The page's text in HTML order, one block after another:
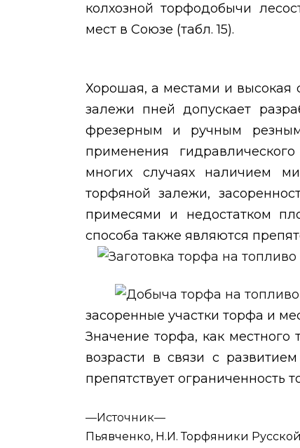
колхозной торфодобычи
мест в Союзе (табл. 15).
Хорошая, а местами и высокая
залежи пней допускает
фрезерным и ручным
применения
многих случаях наличием
торфяной залежи,
примесями и недостатком
способа также являются
засоренные участки торфа и
Значение торфа, как
возрасти в связи с
препятствует ограниченность
—Источник—
Пьявченко, Н.И. Торфяники